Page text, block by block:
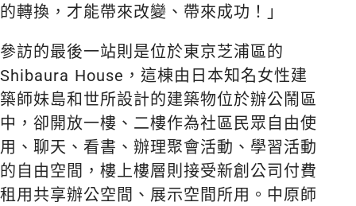
的轉換，才能帶來改變、帶來成功！」
參訪的最後一站則是位於東京芝浦區的
Shibaura House，這棟由日本知名女性建
築師妹島和世所設計的建築物位於辦公鬧區
中，卻開放一樓、二樓作為社區民眾自由使
用、聊天、看書、辦理聚會活動、學習活動
的自由空間，樓上樓層則接受新創公司付費
租用共享辦公空間、展示空間所用。中原師